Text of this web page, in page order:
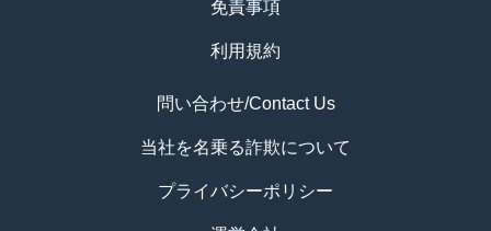
免責事項
利用規約
問い合わせ/Contact Us
当社を名乗る詐欺について
プライバシーポリシー